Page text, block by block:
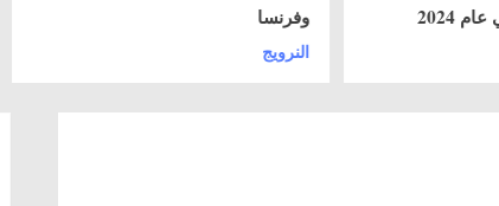
وفرنسا
إيطارات